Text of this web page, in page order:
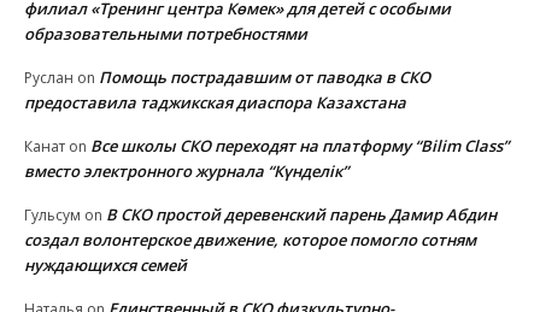
филиал «Тренинг центра Көмек» для детей с особыми
образовательными потребностями
Руслан on Помощь пострадавшим от паводка в СКО
предоставила таджикская диаспора Казахстана
Канат on Все школы СКО переходят на платформу “Bilim Class”
вместо электронного журнала “Күнделік”
Гульсум on В СКО простой деревенский парень Дамир Абдин
создал волонтерское движение, которое помогло сотням
нуждающихся семей